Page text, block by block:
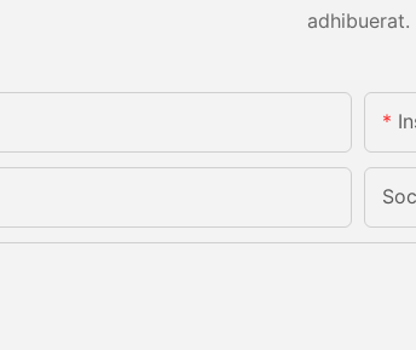
adhibuerat.